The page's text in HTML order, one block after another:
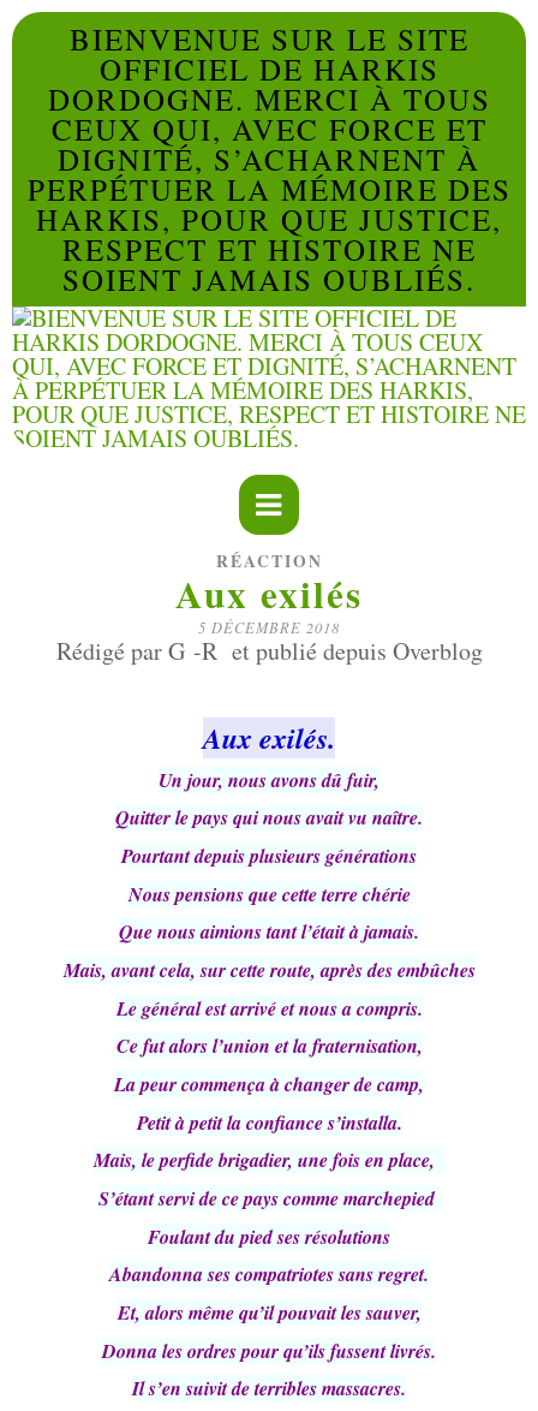
BIENVENUE SUR LE SITE
OFFICIEL DE HARKIS
DORDOGNE. MERCI À TOUS
CEUX QUI, AVEC FORCE ET
DIGNITÉ, S’ACHARNENT À
PERPÉTUER LA MÉMOIRE DES
HARKIS, POUR QUE JUSTICE,
RESPECT ET HISTOIRE NE
SOIENT JAMAIS OUBLIÉS.
RÉACTION
Aux exilés
5 DÉCEMBRE 2018
Rédigé par G -R et publié depuis Overblog
Aux exilés.
Un jour, nous avons dû fuir,
Quitter le pays qui nous avait vu naître.
Pourtant depuis plusieurs générations
Nous pensions que cette terre chérie
Que nous aimions tant l’était à jamais.
Mais, avant cela, sur cette route, après des embûches
Le général est arrivé et nous a compris.
Ce fut alors l’union et la fraternisation,
La peur commença à changer de camp,
Petit à petit la confiance s’installa.
Mais, le perfide brigadier, une fois en place,
S’étant servi de ce pays comme marchepied
Foulant du pied ses résolutions
Abandonna ses compatriotes sans regret.
Et, alors même qu’il pouvait les sauver,
Donna les ordres pour qu’ils fussent livrés.
Il s’en suivit de terribles massacres.